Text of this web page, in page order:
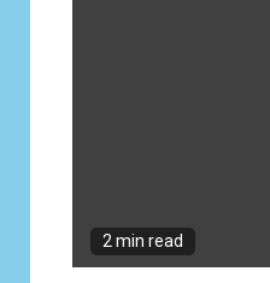
2 min read